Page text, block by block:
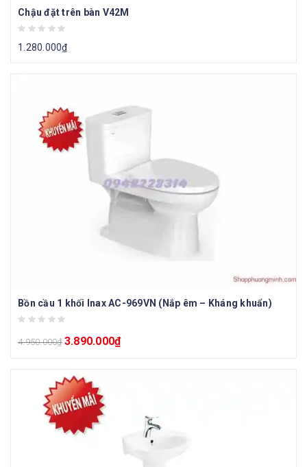
Chậu đặt trên bàn V42M
1.280.000₫
Bồn cầu 1 khối Inax AC-969VN (Nắp êm – Kháng khuẩn)
4.950.000₫ 3.890.000₫